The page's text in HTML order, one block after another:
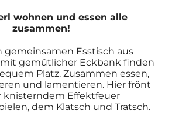
wohnen und essen alle
zusammen!
gemeinsamen Esstisch aus
mit gemütlicher Eckbank finden
Platz. Zusammen essen,
und lamentieren. Hier frönt
knisterndem Effektfeuer
dem Klatsch und Tratsch.